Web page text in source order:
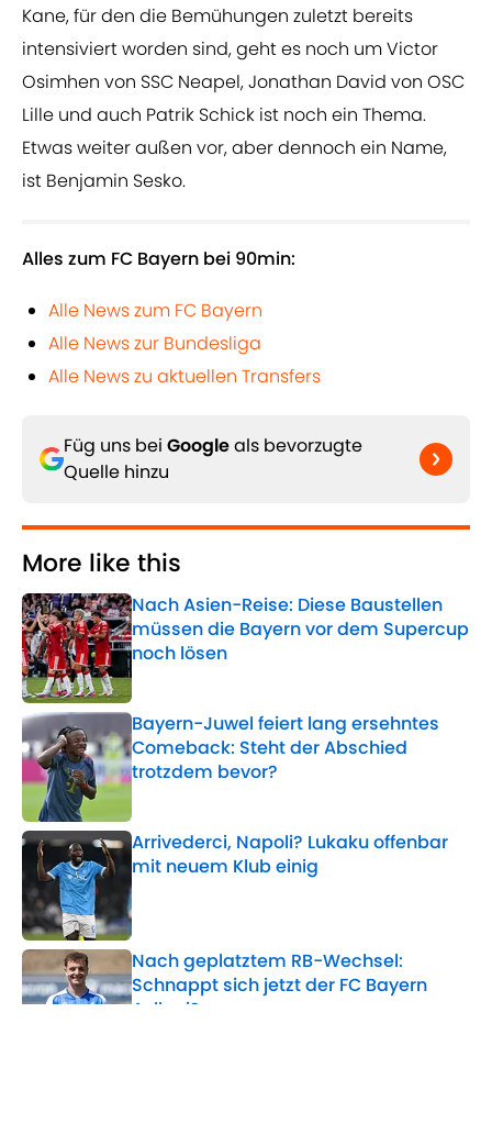
Kane, für den die Bemühungen zuletzt bereits
intensiviert worden sind, geht es noch um Victor
Osimhen von SSC Neapel, Jonathan David von OSC
Lille und auch Patrik Schick ist noch ein Thema.
Etwas weiter außen vor, aber dennoch ein Name,
ist Benjamin Sesko.
Alles zum FC Bayern bei 90min:
Alle News zum FC Bayern
Alle News zur Bundesliga
Alle News zu aktuellen Transfers
Füg uns bei Googleals bevorzugte
Quelle hinzu
More like this
Nach Asien-Reise: Diese Baustellen
müssen die Bayern vor dem Supercup
noch lösen
Published by on Invalid Date
Bayern-Juwel feiert lang ersehntes
Comeback: Steht der Abschied
trotzdem bevor?
Arrivederci, Napoli? Lukaku offenbar
mit neuem Klub einig
Published by on Invalid Date
Nach geplatztem RB-Wechsel:
Schnappt sich jetzt der FC Bayern
Asllani?